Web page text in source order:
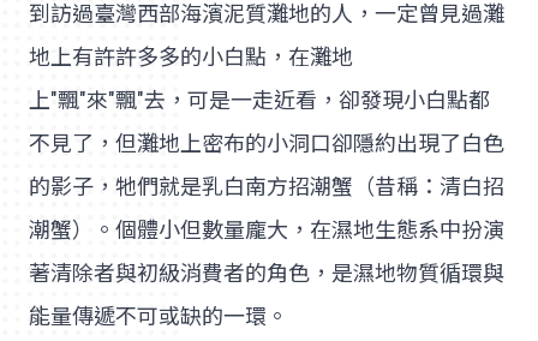
到訪過臺灣西部海濱泥質灘地的人，一定曾見過灘
地上有許許多多的小白點，在灘地
上"飄"來"飄"去，可是一走近看，卻發現小白點都
不見了，但灘地上密布的小洞口卻隱約出現了白色
的影子，牠們就是乳白南方招潮蟹（昔稱：清白招
潮蟹）。個體小但數量龐大，在濕地生態系中扮演
著清除者與初級消費者的角色，是濕地物質循環與
能量傳遞不可或缺的一環。